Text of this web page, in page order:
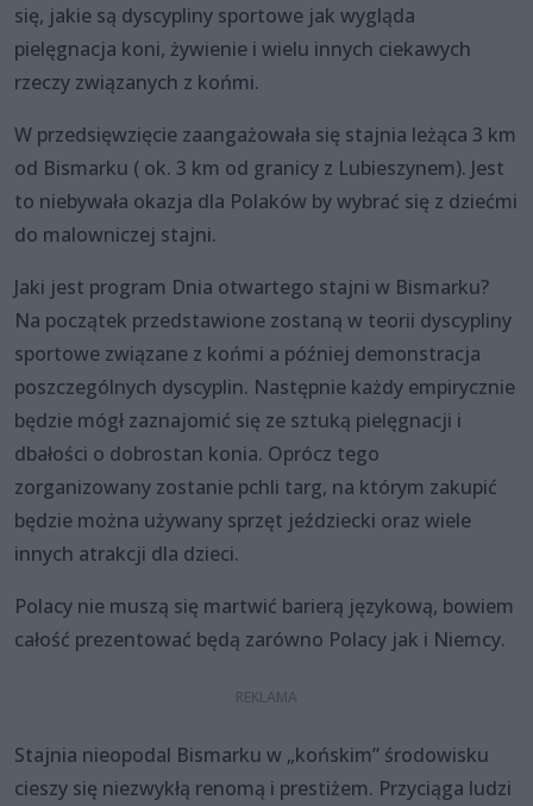
się, jakie są dyscypliny sportowe jak wygląda
pielęgnacja koni, żywienie i wielu innych ciekawych
rzeczy związanych z końmi.
W przedsięwzięcie zaangażowała się stajnia leżąca 3 km
od Bismarku ( ok. 3 km od granicy z Lubieszynem). Jest
to niebywała okazja dla Polaków by wybrać się z dziećmi
do malowniczej stajni.
Jaki jest program Dnia otwartego stajni w Bismarku?
Na początek przedstawione zostaną w teorii dyscypliny
sportowe związane z końmi a później demonstracja
poszczególnych dyscyplin. Następnie każdy empirycznie
będzie mógł zaznajomić się ze sztuką pielęgnacji i
dbałości o dobrostan konia. Oprócz tego
zorganizowany zostanie pchli targ, na którym zakupić
będzie można używany sprzęt jeździecki oraz wiele
innych atrakcji dla dzieci.
Polacy nie muszą się martwić barierą językową, bowiem
całość prezentować będą zarówno Polacy jak i Niemcy.
Stajnia nieopodal Bismarku w „końskim” środowisku
cieszy się niezwykłą renomą i prestiżem. Przyciąga ludzi